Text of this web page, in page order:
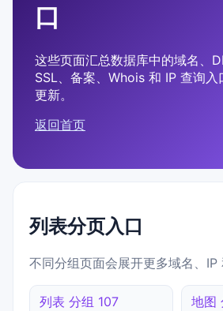
口
这些页面汇总数据库中的域名、
SSL、备案、Whois 和 IP 查询
更新。
返回首页
列表分页入口
不同分组页面会展开更多域名、IP
列表 分组 107 地图